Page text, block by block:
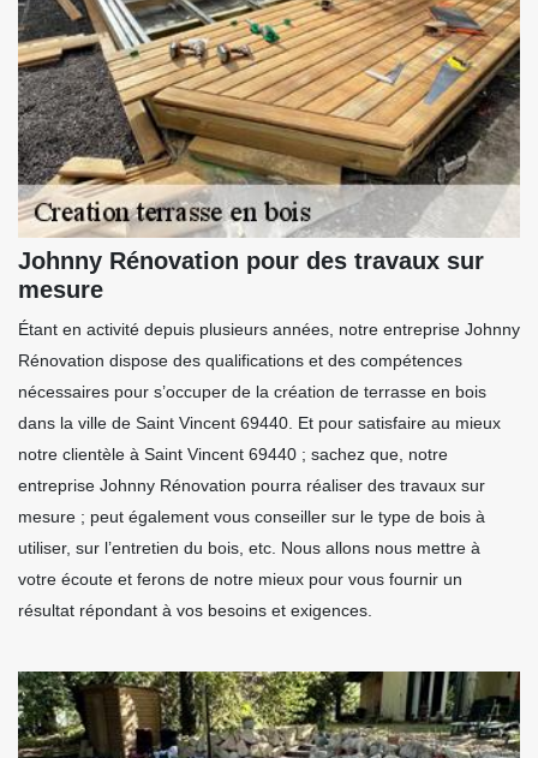
Johnny Rénovation pour des travaux sur
mesure
Étant en activité depuis plusieurs années, notre entreprise Johnny
Rénovation dispose des qualifications et des compétences
nécessaires pour s’occuper de la création de terrasse en bois
dans la ville de Saint Vincent 69440. Et pour satisfaire au mieux
notre clientèle à Saint Vincent 69440 ; sachez que, notre
entreprise Johnny Rénovation pourra réaliser des travaux sur
mesure ; peut également vous conseiller sur le type de bois à
utiliser, sur l’entretien du bois, etc. Nous allons nous mettre à
votre écoute et ferons de notre mieux pour vous fournir un
résultat répondant à vos besoins et exigences.